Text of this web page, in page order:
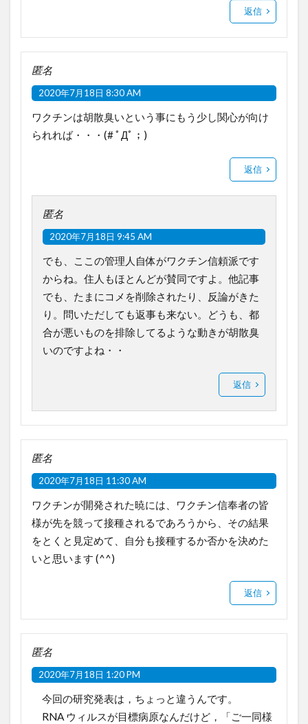
返信
匿名
2020年7月18日 8:30 AM
ワクチンは胡散臭いという事にもう少し関心が向け
られれば・・・(# ﾟДﾟ；)
返信
匿名
2020年7月18日 9:45 AM
でも、ここの管理人自体がワクチン信頼派です
からね。住人もほとんどが賛同ですよ。他記事
でも、たまにコメを削除されたり、反論がきた
り。問いただしても返事も来ない。どうも、都
合が悪いものを排除してるような動きが胡散臭
いのですよね・・
返信
匿名
2020年7月18日 11:30 AM
ワクチンが開発された暁には、ワクチン信奉者の皆
様が先を競って接種されるであろうから、その結果
をとくと見定めて、自分も接種するか否かを決めた
いと思います (^^)
返信
匿名
2020年7月18日 1:20 PM
今回の研究発表は，ちょっと違うんです。
RNA ウィルスが目標病原なんだけど，「ご一同様